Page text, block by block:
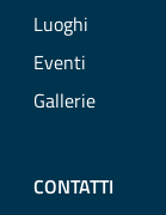
Luoghi
Eventi
Gallerie
CONTATTI